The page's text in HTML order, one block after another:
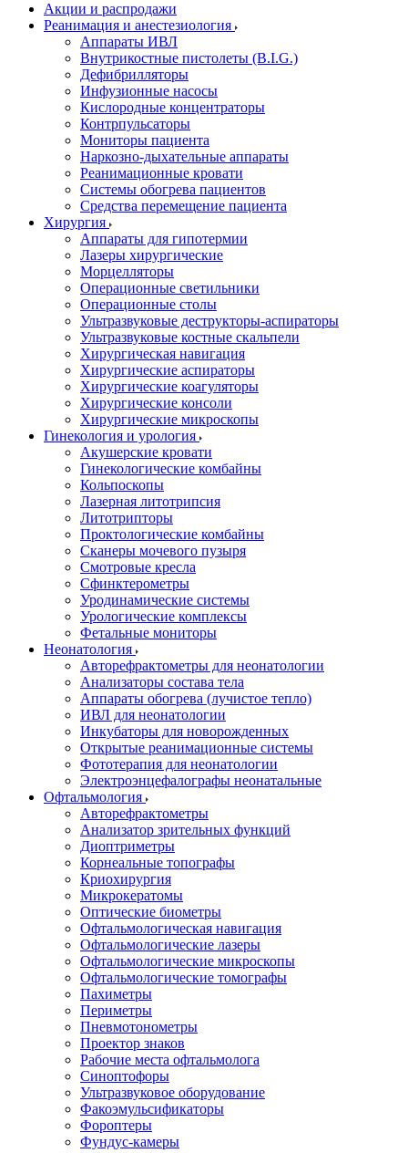
Акции и распродажи
Реанимация и анестезиология
Аппараты ИВЛ
Внутрикостные пистолеты (B.I.G.)
Дефибрилляторы
Инфузионные насосы
Кислородные концентраторы
Контрпульсаторы
Мониторы пациента
Наркозно-дыхательные аппараты
Реанимационные кровати
Системы обогрева пациентов
Средства перемещение пациента
Хирургия
Аппараты для гипотермии
Лазеры хирургические
Морцелляторы
Операционные светильники
Операционные столы
Ультразвуковые деструкторы-аспираторы
Ультразвуковые костные скальпели
Хирургическая навигация
Хирургические аспираторы
Хирургические коагуляторы
Хирургические консоли
Хирургические микроскопы
Гинекология и урология
Акушерские кровати
Гинекологические комбайны
Кольпоскопы
Лазерная литотрипсия
Литотрипторы
Проктологические комбайны
Сканеры мочевого пузыря
Смотровые кресла
Сфинктерометры
Уродинамические системы
Урологические комплексы
Фетальные мониторы
Неонатология
Авторефрактометры для неонатологии
Анализаторы состава тела
Аппараты обогрева (лучистое тепло)
ИВЛ для неонатологии
Инкубаторы для новорожденных
Открытые реанимационные системы
Фототерапия для неонатологии
Электроэнцефалографы неонатальные
Офтальмология
Авторефрактометры
Анализатор зрительных функций
Диоптриметры
Корнеальные топографы
Криохирургия
Микрокератомы
Оптические биометры
Офтальмологическая навигация
Офтальмологические лазеры
Офтальмологические микроскопы
Офтальмологические томографы
Пахиметры
Периметры
Пневмотонометры
Проектор знаков
Рабочие места офтальмолога
Синоптофоры
Ультразвуковое оборудование
Факоэмульсификаторы
Фороптеры
Фундус-камеры